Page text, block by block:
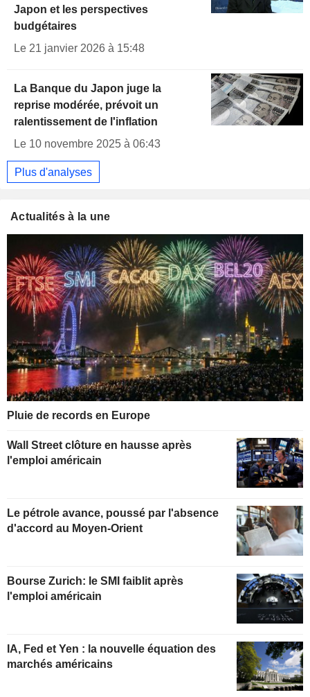
Japon et les perspectives
budgétaires
Le 21 janvier 2026 à 15:48
La Banque du Japon juge la
reprise modérée, prévoit un
ralentissement de l'inflation
Le 10 novembre 2025 à 06:43
Plus d'analyses
Actualités à la une
Pluie de records en Europe
Wall Street clôture en hausse après
l'emploi américain
Le pétrole avance, poussé par l'absence
d'accord au Moyen-Orient
Bourse Zurich: le SMI faiblit après
l'emploi américain
IA, Fed et Yen : la nouvelle équation des
marchés américains